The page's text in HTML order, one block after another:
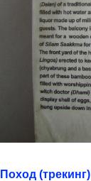
Поход (трекинг)